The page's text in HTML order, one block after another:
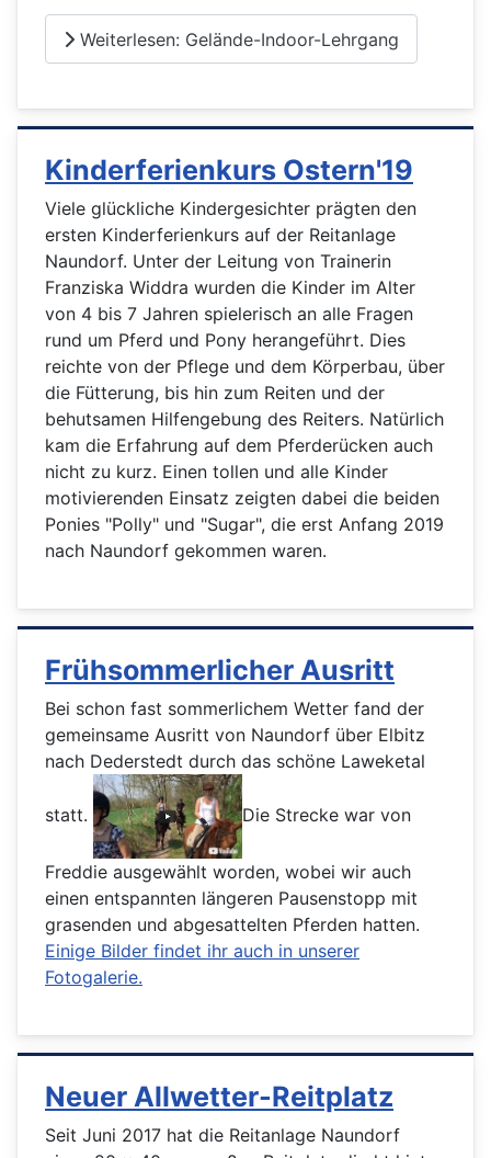
Weiterlesen: Gelände-Indoor-Lehrgang
Kinderferienkurs Ostern'19
Viele glückliche Kindergesichter prägten den
ersten Kinderferienkurs auf der Reitanlage
Naundorf. Unter der Leitung von Trainerin
Franziska Widdra wurden die Kinder im Alter
von 4 bis 7 Jahren spielerisch an alle Fragen
rund um Pferd und Pony herangeführt. Dies
reichte von der Pflege und dem Körperbau, über
die Fütterung, bis hin zum Reiten und der
behutsamen Hilfengebung des Reiters. Natürlich
kam die Erfahrung auf dem Pferderücken auch
nicht zu kurz. Einen tollen und alle Kinder
motivierenden Einsatz zeigten dabei die beiden
Ponies "Polly" und "Sugar", die erst Anfang 2019
nach Naundorf gekommen waren.
Frühsommerlicher Ausritt
Bei schon fast sommerlichem Wetter fand der
gemeinsame Ausritt von Naundorf über Elbitz
nach Dederstedt durch das schöne Laweketal
statt. Die Strecke war von
Freddie ausgewählt worden, wobei wir auch
einen entspannten längeren Pausenstopp mit
grasenden und abgesattelten Pferden hatten.
Einige Bilder findet ihr auch in unserer
Fotogalerie.
Neuer Allwetter-Reitplatz
Seit Juni 2017 hat die Reitanlage Naundorf